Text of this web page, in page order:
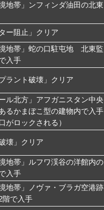
地帯」ンフィンダ油田の北東
ー阻止」クリア
地帯」蛇の口駐屯地 北東監
入手
ラント破壊」クリア
ル北方」アフガニスタン中央
るかまぼこ型の建物内で入手
がロックされる）
壊」クリア
地帯」ルフワ渓谷の洋館内の
入手
地帯」ノヴァ・ブラガ空港跡
階で入手